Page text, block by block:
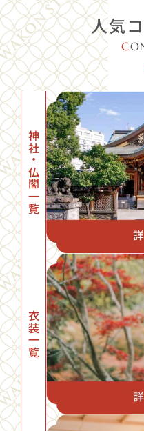
・割烹とんぼ：〜70名 /
・日比谷松本楼：〜80名 /
・人形町今半 上野広小路店：
など
※その他、ご予算に合わせて
人気
C
神社・仏閣一覧
衣装一覧